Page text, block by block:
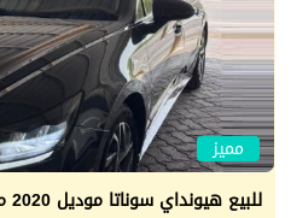
مميز
للبيع هيونداي سوناتا موديل 2020 مواصفات رقم 2 وارد أمريكا